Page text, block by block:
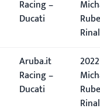
Racing –
Ducati
Aruba.it
Racing –
Ducati